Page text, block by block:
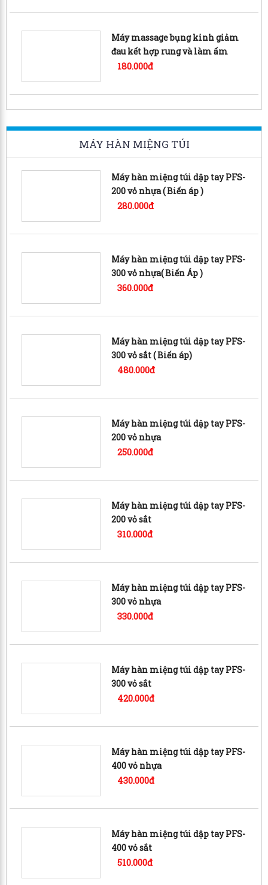
Máy massage bụng kinh giảm
đau kết hợp rung và làm ấm
AISUOJIA
180.000đ
MÁY HÀN MIỆNG TÚI
Máy hàn miệng túi dập tay PFS-
200 vỏ nhựa ( Biến áp )
280.000đ
Máy hàn miệng túi dập tay PFS-
300 vỏ nhựa( Biến Áp )
360.000đ
Máy hàn miệng túi dập tay PFS-
300 vỏ sắt ( Biến áp)
480.000đ
Máy hàn miệng túi dập tay PFS-
200 vỏ nhựa
250.000đ
Máy hàn miệng túi dập tay PFS-
200 vỏ sắt
310.000đ
Máy hàn miệng túi dập tay PFS-
300 vỏ nhựa
330.000đ
Máy hàn miệng túi dập tay PFS-
300 vỏ sắt
420.000đ
Máy hàn miệng túi dập tay PFS-
400 vỏ nhựa
430.000đ
Máy hàn miệng túi dập tay PFS-
400 vỏ sắt
510.000đ